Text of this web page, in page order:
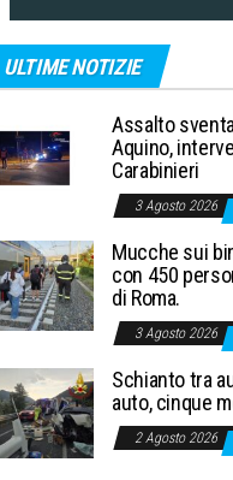
ULTIME NOTIZIE
Assalto
Aquino,
Carabinieri
3 Agosto 2026
Mucche sui
con 450
di Roma.
3 Agosto 2026
Schianto tra
auto, cinque
2 Agosto 2026